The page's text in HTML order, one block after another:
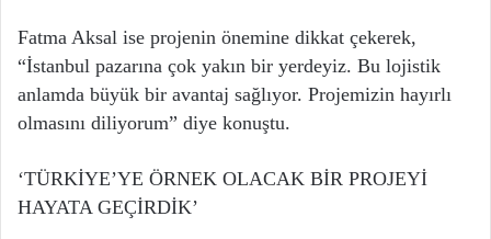
Fatma Aksal ise projenin önemine dikkat çekerek,
“İstanbul pazarına çok yakın bir yerdeyiz. Bu lojistik
anlamda büyük bir avantaj sağlıyor. Projemizin hayırlı
olmasını diliyorum” diye konuştu.
‘TÜRKİYE’YE ÖRNEK OLACAK BİR PROJEYİ
HAYATA GEÇİRDİK’